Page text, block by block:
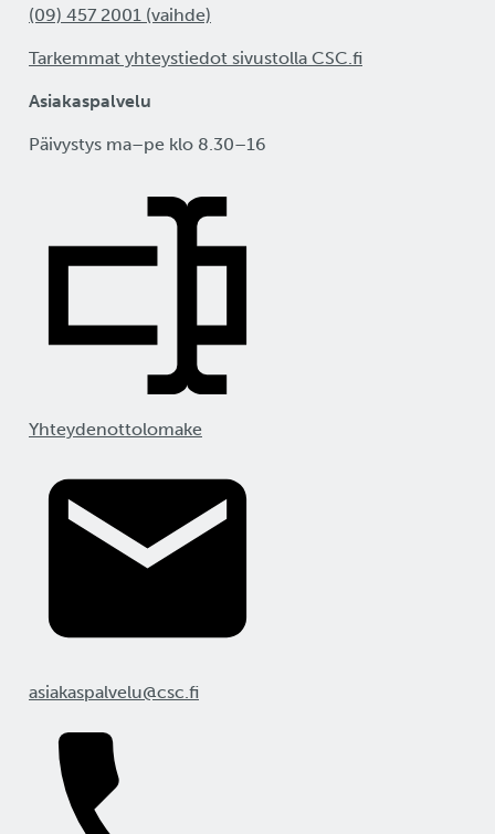
(09) 457 2001 (vaihde)
Tarkemmat yhteystiedot sivustolla CSC.fi
Asiakaspalvelu
Päivystys ma–pe klo 8.30–16
Yhteydenottolomake
asiakaspalvelu@csc.fi